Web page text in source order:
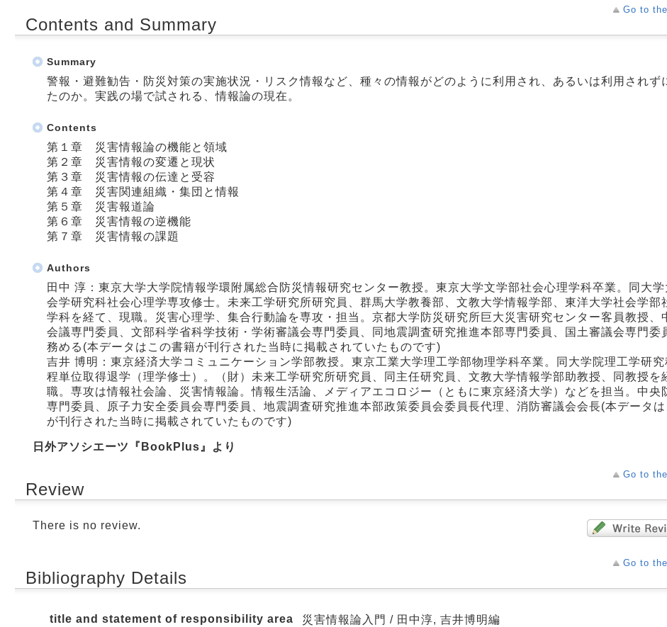
Go to
Contents and Summary
Summary
警報・避難勧告・防災対策の実施状況・リスク情報など、種々の情報がどのように利用され、あるいは利用されず
たのか。実践の場で試される、情報論の現在。
Contents
第１章 災害情報論の機能と領域
第２章 災害情報の変遷と現状
第３章 災害情報の伝達と受容
第４章 災害関連組織・集団と情報
第５章 災害報道論
第６章 災害情報の逆機能
第７章 災害情報の課題
Authors
田中 淳：東京大学大学院情報学環附属総合防災情報研究センター教授。東京大学文学部社会心理学科卒業。同大学
会学研究科社会心理学専攻修士。未来工学研究所研究員、群馬大学教養部、文教大学情報学部、東洋大学社会学部
学科を経て、現職。災害心理学、集合行動論を専攻・担当。京都大学防災研究所巨大災害研究センター客員教授、
会議専門委員、文部科学省科学技術・学術審議会専門委員、同地震調査研究推進本部専門委員、国土審議会専門委
務める(本データはこの書籍が刊行された当時に掲載されていたものです)
吉井 博明：東京経済大学コミュニケーション学部教授。東京工業大学理工学部物理学科卒業。同大学院理工学研究
程単位取得退学（理学修士）。（財）未来工学研究所研究員、同主任研究員、文教大学情報学部助教授、同教授を
職。専攻は情報社会論、災害情報論。情報生活論、メディアエコロジー（ともに東京経済大学）などを担当。中央
専門委員、原子力安全委員会専門委員、地震調査研究推進本部政策委員会委員長代理、消防審議会会長(本データ
が刊行された当時に掲載されていたものです)
日外アソシエーツ『BookPlus』より
Go to
Review
There is no review.
Go to
Bibliography Details
title and statement of responsibility area
災害情報論入門 / 田中淳, 吉井博明編